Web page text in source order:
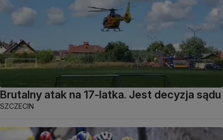
Brutalny atak na 17-latka. Jest decyzja sądu
SZCZECIN